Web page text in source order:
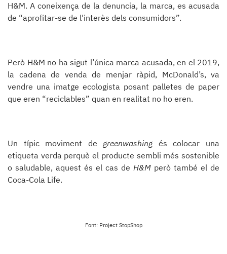
H&M. A coneixença de la denuncia, la marca, es acusada
de “aprofitar-se de l'interès dels consumidors”.
Però H&M no ha sigut l’única marca acusada, en el 2019,
la cadena de venda de menjar ràpid, McDonald’s, va
vendre una imatge ecologista posant palletes de paper
que eren “reciclables” quan en realitat no ho eren.
Un típic moviment de greenwashingés colocar una
etiqueta verda perquè el producte sembli més sostenible
o saludable, aquest és el cas de H&M però també el de
Coca-Cola Life.
Font: Project StopShop